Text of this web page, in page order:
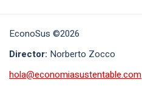
EconoSus ©2026
Director: Norberto Zocco
hola@economiasustentable.com